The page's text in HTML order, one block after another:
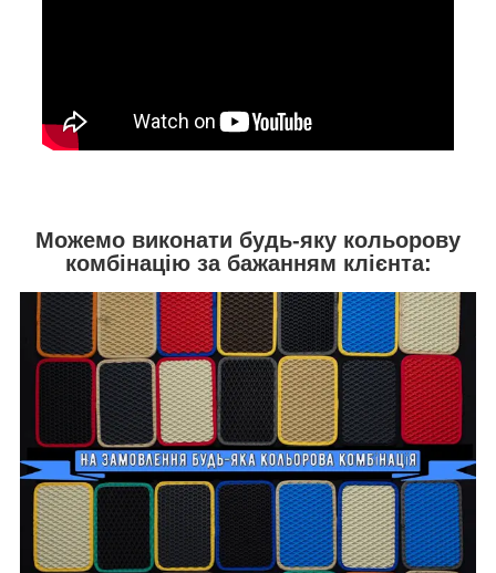
Можемо виконати будь-яку кольорову
комбінацію за бажанням клієнта: